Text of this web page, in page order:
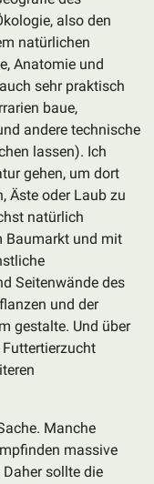
also den
natürlichen
Anatomie und
sehr praktisch
baue,
andere technische
lassen). Ich
gehen, um dort
Äste oder Laub zu
natürlich
Baumarkt und mit
Seitenwände des
und der
gestalte. Und über
Manche
massive
sollte die